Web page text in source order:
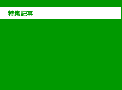
特集記事